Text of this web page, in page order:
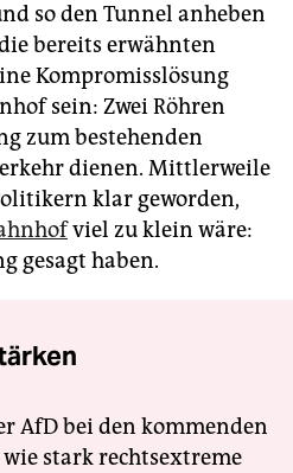
so den Tunnel anheben
bereits erwähnten
Kompromisslösung
sein: Zwei Röhren
zum bestehenden
dienen. Mittlerweile
klar geworden,
viel zu klein wäre:
gesagt haben.
AfD bei den kommenden
stark rechtsextreme